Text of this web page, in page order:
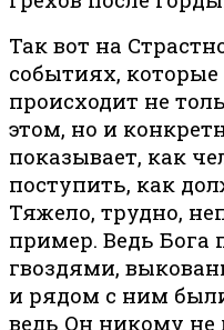
Так вот на
событиях,
происходит не
этом, но и
показывает, как
поступить, как
Тяжело, трудно,
пример. Ведь Бога
гвоздями,
и рядом с ним
ведь Он никому не